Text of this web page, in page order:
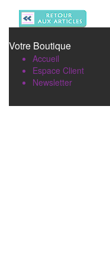
Votre Boutique
Accueil
Espace Client
Newsletter